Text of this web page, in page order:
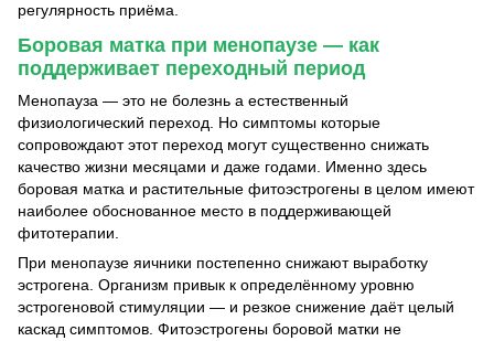
регулярность приёма.
Боровая матка при менопаузе — как
поддерживает переходный период
Менопауза — это не болезнь а естественный
физиологический переход. Но симптомы которые
сопровождают этот переход могут существенно снижать
качество жизни месяцами и даже годами. Именно здесь
боровая матка и растительные фитоэстрогены в целом имеют
наиболее обоснованное место в поддерживающей
фитотерапии.
При менопаузе яичники постепенно снижают выработку
эстрогена. Организм привык к определённому уровню
эстрогеновой стимуляции — и резкое снижение даёт целый
каскад симптомов. Фитоэстрогены боровой матки не